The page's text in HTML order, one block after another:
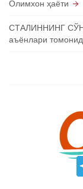
Олимхон ҳаёти
СТАЛИННИНГ
аъёнлари